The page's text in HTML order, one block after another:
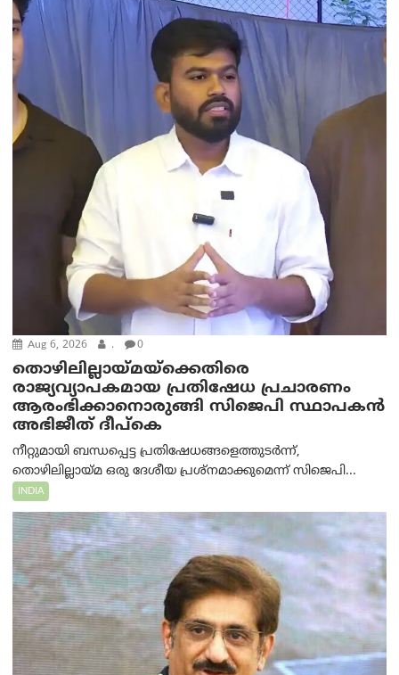
Aug 6, 2026 . 0
തൊഴിലില്ലായ്മയ്ക്കെതിരെ
രാജ്യവ്യാപകമായ പ്രതിഷേധ പ്രചാരണം
ആരംഭിക്കാനൊരുങ്ങി സിജെപി സ്ഥാപകന്‍
അഭിജീത് ദീപ്കെ
നീറ്റുമായി ബന്ധപ്പെട്ട പ്രതിഷേധങ്ങളെത്തുടർന്ന്,
തൊഴിലില്ലായ്മ ഒരു ദേശീയ പ്രശ്നമാക്കുമെന്ന് സിജെപി...
INDIA